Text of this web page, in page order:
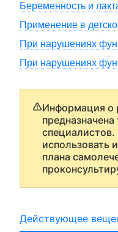
Беременность и
Применение в
При нарушениях
При нарушениях
Информация о
использовать
плана
Действующее